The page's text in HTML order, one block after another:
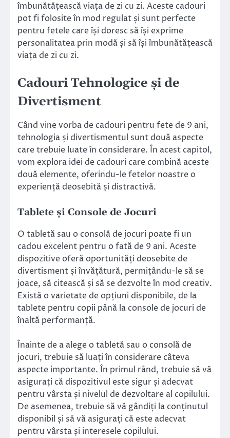
îmbunătățească viața de zi cu zi. Aceste cadouri
pot fi folosite în mod regulat și sunt perfecte
pentru fetele care își doresc să își exprime
personalitatea prin modă și să își îmbunătățească
viața de zi cu zi.
Cadouri Tehnologice și de
Divertisment
Când vine vorba de cadouri pentru fete de 9 ani,
tehnologia și divertismentul sunt două aspecte
care trebuie luate în considerare. În acest capitol,
vom explora idei de cadouri care combină aceste
două elemente, oferindu-le fetelor noastre o
experiență deosebită și distractivă.
Tablete și Console de Jocuri
O tabletă sau o consolă de jocuri poate fi un
cadou excelent pentru o fată de 9 ani. Aceste
dispozitive oferă oportunități deosebite de
divertisment și învățătură, permițându-le să se
joace, să citească și să se dezvolte în mod creativ.
Există o varietate de opțiuni disponibile, de la
tablete pentru copii până la console de jocuri de
înaltă performanță.
Înainte de a alege o tabletă sau o consolă de
jocuri, trebuie să luați în considerare câteva
aspecte importante. În primul rând, trebuie să vă
asigurați că dispozitivul este sigur și adecvat
pentru vârsta și nivelul de dezvoltare al copilului.
De asemenea, trebuie să vă gândiți la conținutul
disponibil și să vă asigurați că este adecvat
pentru vârsta și interesele copilului.